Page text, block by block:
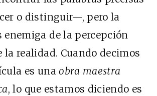
o distinguir—, pero la
enemiga de la percepción
la realidad. Cuando decimos
es unaobra maestra
, lo que estamos diciendo es